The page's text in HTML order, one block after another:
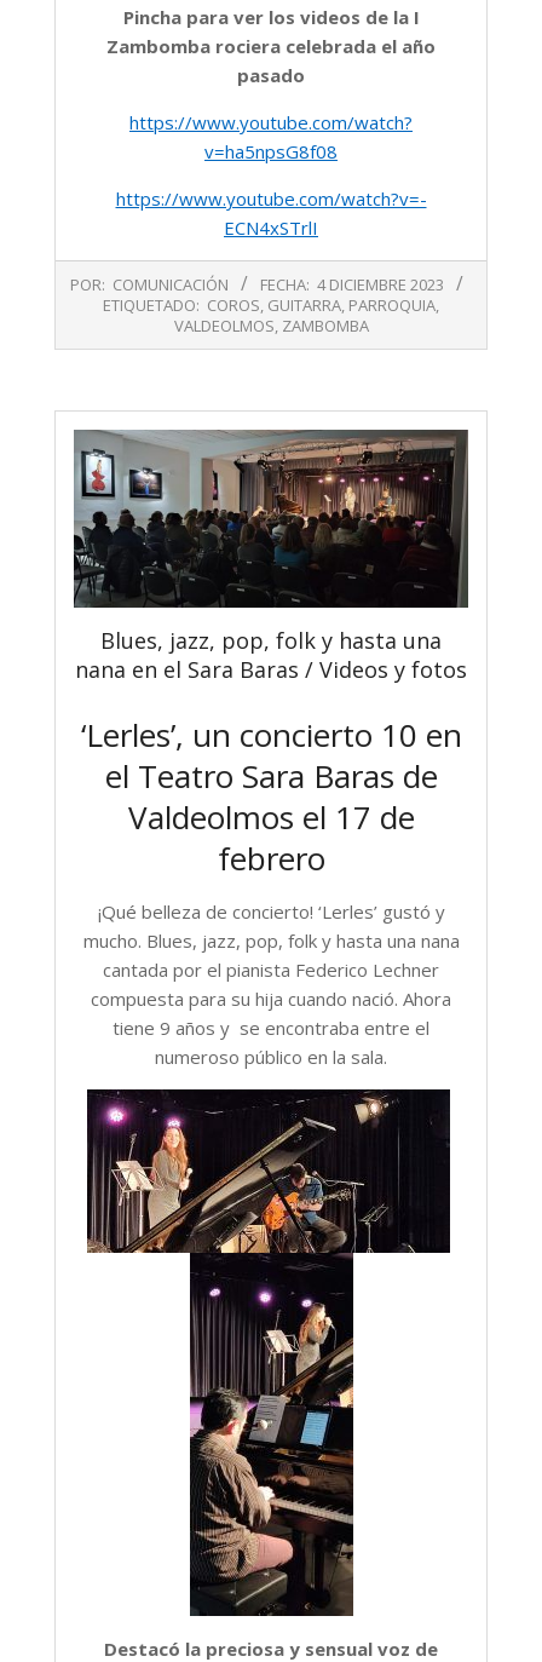
Pincha para ver los videos de la I
Zambomba rociera celebrada el año
pasado
https://www.youtube.com/watch?
v=ha5npsG8f08
https://www.youtube.com/watch?v=-
ECN4xSTrlI
12-
POR: COMUNICACIÓN FECHA: 4 DICIEMBRE 2023
ETIQUETADO: COROS, GUITARRA, PARROQUIA,
VALDEOLMOS, ZAMBOMBA
Blues, jazz, pop, folk y hasta una
nana en el Sara Baras / Videos y fotos
‘Lerles’, un concierto 10 en
el Teatro Sara Baras de
Valdeolmos el 17 de
febrero
¡Qué belleza de concierto! ‘Lerles’ gustó y
mucho. Blues, jazz, pop, folk y hasta una nana
cantada por el pianista Federico Lechner
compuesta para su hija cuando nació. Ahora
tiene 9 años y se encontraba entre el
numeroso público en la sala.
Destacó la preciosa y sensual voz de